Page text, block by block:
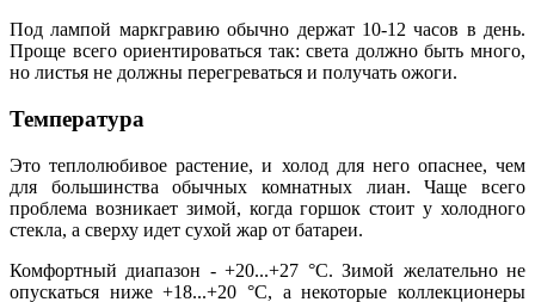
Под лампой маркгравию обычно держат 10-12 часов в день.
Проще всего ориентироваться так: света должно быть много,
но листья не должны перегреваться и получать ожоги.
Температура
Это теплолюбивое растение, и холод для него опаснее, чем
для большинства обычных комнатных лиан. Чаще всего
проблема возникает зимой, когда горшок стоит у холодного
стекла, а сверху идет сухой жар от батареи.
Комфортный диапазон - +20...+27 °C. Зимой желательно не
опускаться ниже +18...+20 °C, а некоторые коллекционеры